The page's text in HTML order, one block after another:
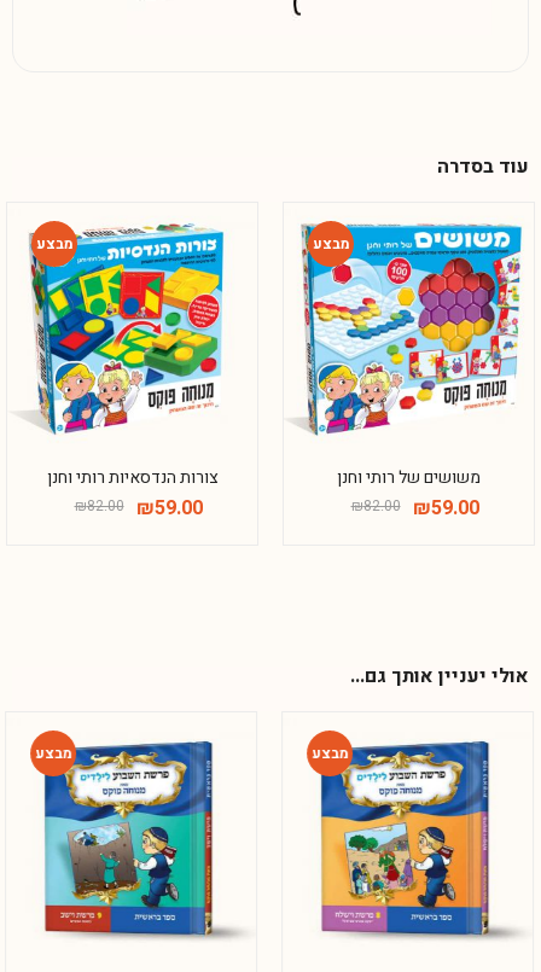
עוד בסדרה
-28%
צורות הנדסאיות רותי וחנן
₪82.00 ₪59.00
-28%
משושים של רותי וחנן
₪82.00 ₪59.00
אולי יעניין אותך גם...
-42% -42%